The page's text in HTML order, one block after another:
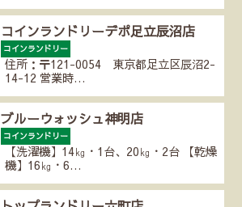
コインランドリーデポ足立辰沼店
コインランドリー
住所：〒121-0054 東京都足立区辰沼2-
14-12 営業時…
ブルーウォッシュ神明店
コインランドリー
【洗濯機】14㎏・1台、20㎏・2台 【乾燥
機】16㎏・6…